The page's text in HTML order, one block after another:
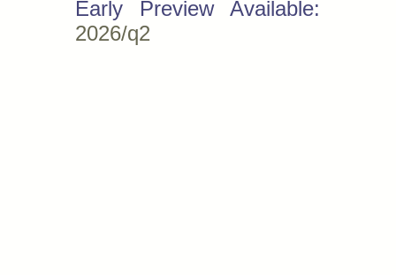
Early Preview Available:
2026/q2